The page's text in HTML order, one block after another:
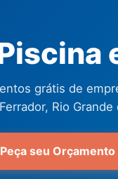
grátis de
Ferrador, Rio Grande
Peça seu Orçamento